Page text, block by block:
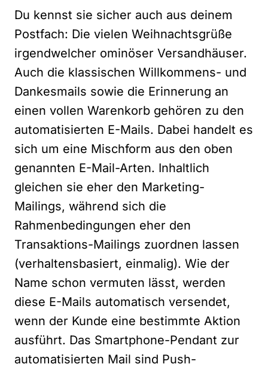
Du kennst sie sicher auch aus deinem
Postfach: Die vielen Weihnachtsgrüße
irgendwelcher ominöser Versandhäuser.
Auch die klassischen Willkommens- und
Dankesmails sowie die Erinnerung an
einen vollen Warenkorb gehören zu den
automatisierten E-Mails. Dabei handelt es
sich um eine Mischform aus den oben
genannten E-Mail-Arten. Inhaltlich
gleichen sie eher den Marketing-
Mailings, während sich die
Rahmenbedingungen eher den
Transaktions-Mailings zuordnen lassen
(verhaltensbasiert, einmalig). Wie der
Name schon vermuten lässt, werden
diese E-Mails automatisch versendet,
wenn der Kunde eine bestimmte Aktion
ausführt. Das Smartphone-Pendant zur
automatisierten Mail sind Push-